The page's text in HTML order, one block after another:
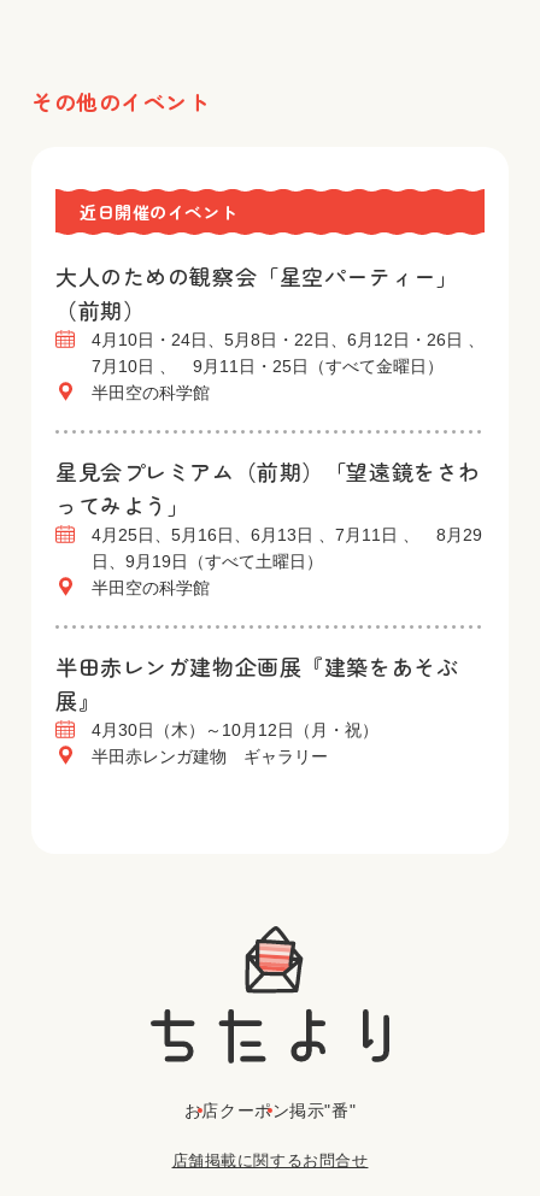
その他のイベント
近日開催のイベント
大人のための観察会「星空パーティー」
（前期）
4月10日・24日、5月8日・22日、6月12日・26日 、
7月10日 、 9月11日・25日（すべて金曜日）
半田空の科学館
星見会プレミアム（前期）「望遠鏡をさわ
ってみよう」
4月25日、5月16日、6月13日 、7月11日 、 8月29
日、9月19日（すべて土曜日）
半田空の科学館
半田赤レンガ建物企画展『建築をあそぶ
展』
4月30日（木）～10月12日（月・祝）
半田赤レンガ建物 ギャラリー
お店クーポン掲示"番"
店舗掲載に関するお問合せ